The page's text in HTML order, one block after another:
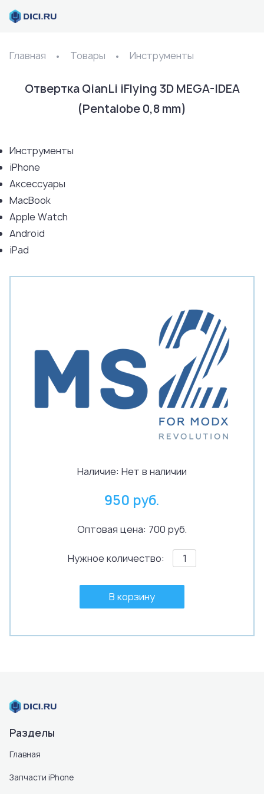
Главная Товары Инструменты
Отвертка QianLi iFlying 3D MEGA-IDEA
(Pentalobe 0,8 mm)
Инструменты
iPhone
Аксессуары
MacBook
Apple Watch
Android
iPad
Наличие: Нет в наличии
950 руб.
Оптовая цена: 700 руб.
Нужное количество:
В корзину
Разделы
Главная
Запчасти iPhone